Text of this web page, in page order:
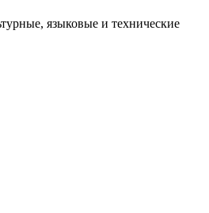
языковые и технические